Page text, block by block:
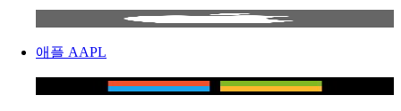
애플 AAPL